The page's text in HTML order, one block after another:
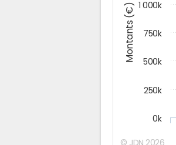
Montants (€)
0k
250k
500k
750k
1 000k
© JDN 2026